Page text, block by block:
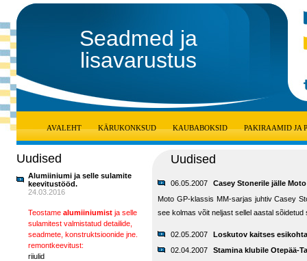
Seadmed ja
lisavarustus
AVALEHT KÄRUKONKSUD KAUBABOKSID PAKIRAAMID JA
Uudised
Alumiiniumi ja selle sulamite
keevitustööd.
24.03.2016
Teostame alumiiniumist ja selle
sulamitest valmistatud detailide,
seadmete, konstruktsioonide jne.
remontkeevitust:
riiulid
Uudised
06.05.2007
Casey Stonerile jälle
Moto GP-klassis MM-sarjas juhtiv Casey
see kolmas võit neljast sellel aastal sõidetud
02.05.2007
Loskutov kaitses esikohta
02.04.2007
Stamina klubile Otepää-